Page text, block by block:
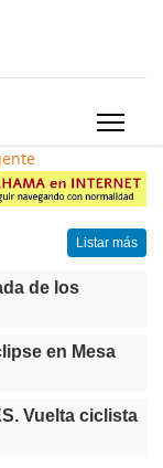
Listar más
de los
en Mesa
Vuelta ciclista